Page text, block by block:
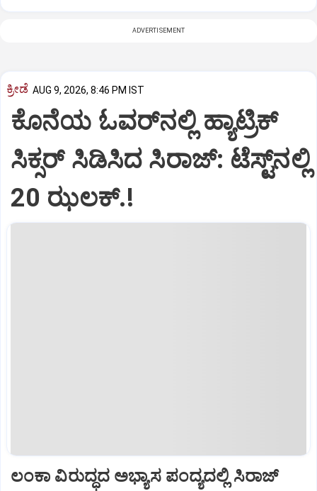
ADVERTISEMENT
ಕ್ರೀಡೆ AUG 9, 2026, 8:46 PM IST
ಕೊನೆಯ ಓವರ್‌ನಲ್ಲಿ ಹ್ಯಾಟ್ರಿಕ್
ಸಿಕ್ಸರ್‌ ಸಿಡಿಸಿದ ಸಿರಾಜ್:‌ ಟೆಸ್ಟ್‌ನಲ್ಲಿ
20 ಝಲಕ್.!‌
ಲಂಕಾ ವಿರುದ್ಧದ ಅಭ್ಯಾಸ ಪಂದ್ಯದಲ್ಲಿ ಸಿರಾಜ್‌